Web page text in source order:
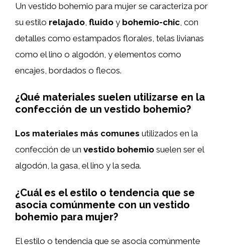
Un vestido bohemio para mujer se caracteriza por
su estilo relajado fluido y bohemio-chic , con
detalles como estampados florales, telas livianas
como el lino o algodón, y elementos como
encajes, bordados o flecos.
¿Qué materiales suelen utilizarse en la
confección de un vestido bohemio?
Los materiales más comunes utilizados en la
confección de un vestido bohemio suelen ser el
algodón, la gasa, el lino y la seda.
¿Cuál es el estilo o tendencia que se
asocia comúnmente con un vestido
bohemio para mujer?
El estilo o tendencia que se asocia comúnmente